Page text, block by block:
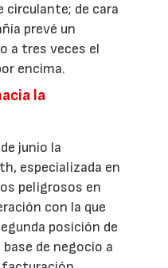
circulante; de cara
prevé un
a tres veces el
encima.
la
junio la
especializada en
peligrosos en
con la que
posición de
de negocio a